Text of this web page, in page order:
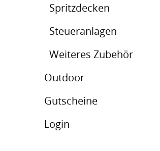
Spritzdecken
Steueranlagen
Weiteres Zubehör
Outdoor
Gutscheine
Login